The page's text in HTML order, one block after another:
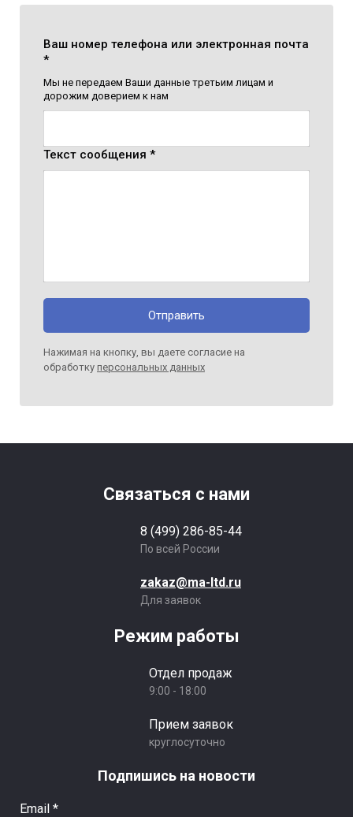
Ваш номер телефона или электронная почта
*
Мы не передаем Ваши данные третьим лицам и
дорожим доверием к нам
Текст сообщения *
Отправить
Нажимая на кнопку, вы даете согласие на
обработку персональных данных
Связаться с нами
8 (499) 286-85-44
По всей России
zakaz@ma-ltd.ru
Для заявок
Режим работы
Отдел продаж
9:00 - 18:00
Прием заявок
круглосуточно
Подпишись на новости
Email *